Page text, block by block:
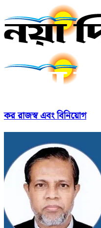
কর রাজস্ব এবং বিনিয়োগ